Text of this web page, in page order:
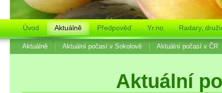
Úvod Aktuálně Předpověď Yr.no Radary‚
Aktuálně Aktuální počasí v Sokolově Aktuální počasí v ČR
Aktuální